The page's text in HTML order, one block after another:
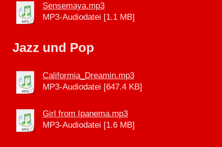
Sensemaya.mp3
MP3-Audiodatei [1.1 MB]
Jazz und Pop
Califormia_Dreamin.mp3
MP3-Audiodatei [647.4 KB]
Girl from Ipanema.mp3
MP3-Audiodatei [1.6 MB]